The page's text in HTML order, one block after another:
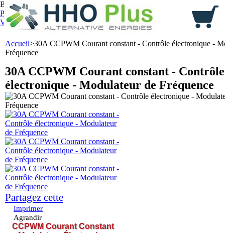
Bienvenue,
identifiez-vous
Panier : 0 produit produits
(vide)
Votre compte
Accueil>30A CCPWM Courant constant - Contrôle électronique -
Fréquence
30A CCPWM Courant constant - Contrôle
électronique - Modulateur de Fréquence
Partagez cette
Imprimer
Agrandir
CCPWM Courant Constant